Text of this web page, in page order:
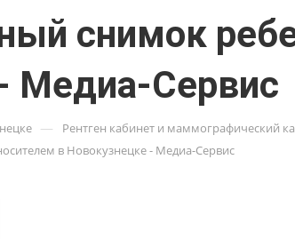
снимок
Медиа-Сервис
— Рентген кабинет и маммографический
в Новокузнецке - Медиа-Сервис